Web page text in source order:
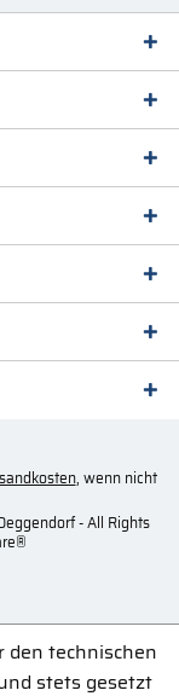
, wenn nicht
- All Rights
den technischen
stets gesetzt